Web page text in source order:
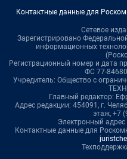
Контактные данные для
Сетевое
Зарегистрировано
информационных
Регистрационный номер и дата
ФС 77-
Учредитель: Общество с
Главный редактор:
Адрес редакции: 454091, г.
этаж, +7
Электронный адрес
Контактные данные для